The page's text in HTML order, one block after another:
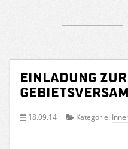
Einladung zur
18.09.14 Kategorie: